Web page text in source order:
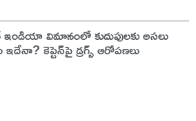
విమానంలో కుదుపులకు అసలు
కెప్టెన్‌పై డ్రగ్స్ ఆరోపణలు